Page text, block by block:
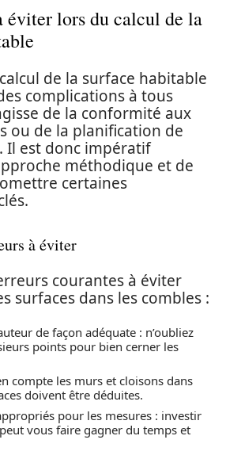
éviter lors du calcul de la
de la surface habitable
complications à tous
de la conformité aux
ou de la planification de
Il est donc impératif
méthodique et de
certaines
à éviter
courantes à éviter
surfaces dans les combles :
de façon adéquate : n’oubliez
points pour bien cerner les
compte les murs et cloisons dans
doivent être déduites.
pour les mesures : investir
vous faire gagner du temps et